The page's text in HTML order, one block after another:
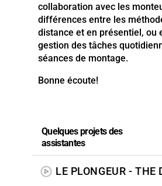
collaboration avec les
différences entre les
distance et en présentiel, ou
gestion des tâches
séances de montage.
Bonne écoute!
Quelques projets des
assistantes
LE PLONGEUR -